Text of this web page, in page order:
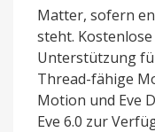
Matter, sofern
steht.
Unterstützung
Thread-fähige
Motion und Eve
Eve 6.0 zur